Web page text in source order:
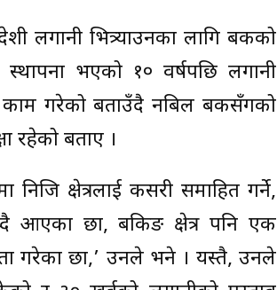
लगानी भित्र्याउनका लागि बैंकको
भएको १० वर्षपछि लगानी
काम गरेको बताउँदै नबिल बैंकसँगको
रहेको बताए ।
क्षेत्रलाई कसरी समाहित गर्ने,
आएका छौं, बैंकिङ क्षेत्र पनि एक
गरेका छौं,’ उनले भने । यस्तै, उनले